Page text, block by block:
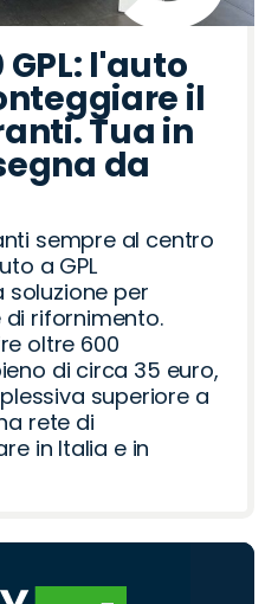
l'auto
il
Tua in
da
sempre al centro
a GPL
per
rifornimento.
oltre 600
di circa 35 euro,
superiore a
rete di
in Italia e in